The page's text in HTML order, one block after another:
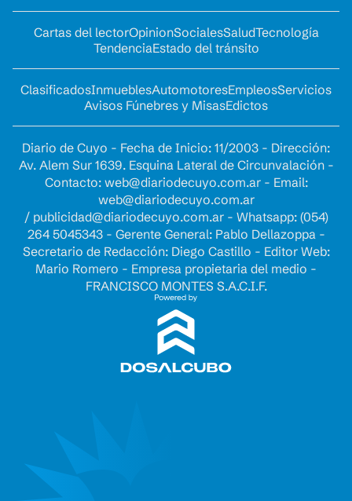
Cartas del lectorOpinionSocialesSaludTecnología
TendenciaEstado del tránsito
ClasificadosInmueblesAutomotoresEmpleosServicios
Avisos Fúnebres y MisasEdictos
Diario de Cuyo - Fecha de Inicio: 11/2003 - Dirección:
Av. Alem Sur 1639. Esquina Lateral de Circunvalación -
Contacto: web@diariodecuyo.com.ar- Email:
web@diariodecuyo.com.ar
/ publicidad@diariodecuyo.com.ar- Whatsapp: (054)
264 5045343 - Gerente General: Pablo Dellazoppa -
Secretario de Redacción: Diego Castillo - Editor Web:
Mario Romero - Empresa propietaria del medio -
FRANCISCO MONTES S.A.C.I.F.